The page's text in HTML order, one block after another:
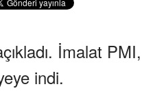
İmalat PMI,
indi.